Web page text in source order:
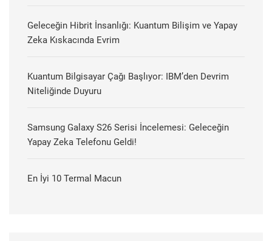
Geleceğin Hibrit İnsanlığı: Kuantum Bilişim ve Yapay
Zeka Kıskacında Evrim
Kuantum Bilgisayar Çağı Başlıyor: IBM’den Devrim
Niteliğinde Duyuru
Samsung Galaxy S26 Serisi İncelemesi: Geleceğin
Yapay Zeka Telefonu Geldi!
En İyi 10 Termal Macun